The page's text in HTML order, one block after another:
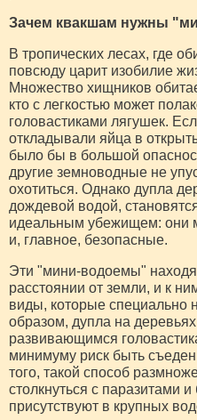
Зачем квакшам нужны
В тропических лесах, где
повсюду царит изобилие
Множество хищников
кто с легкостью может
головастиками лягушек.
откладывали яйца в
было бы в большой
другие земноводные не
охотиться. Однако дупла
дождевой водой,
идеальным убежищем: они
и, главное, безопасные.
Эти "мини-водоемы"
расстоянии от земли, и к
виды, которые специально
образом, дупла на
развивающимся
минимуму риск быть
того, такой способ
столкнуться с паразитами
присутствуют в крупных